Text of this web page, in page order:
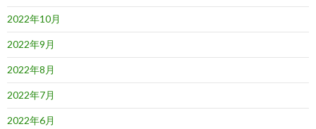
2022年10月
2022年9月
2022年8月
2022年7月
2022年6月